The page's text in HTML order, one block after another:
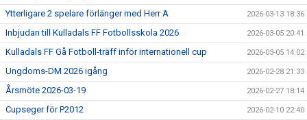
Ytterligare 2 spelare förlänger med Herr A 2026-03-13 18:36
Inbjudan till Kulladals FF Fotbollsskola 2026 2026-03-05 20:41
Kulladals FF Gå Fotboll-träff inför internationell cup 2026-03-05 14:02
Ungdoms-DM 2026 igång 2026-02-28 21:33
Årsmöte 2026-03-19 2026-02-27 18:14
Cupseger för P2012 2026-02-10 22:40